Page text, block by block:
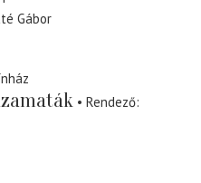
Gábor
Rendező